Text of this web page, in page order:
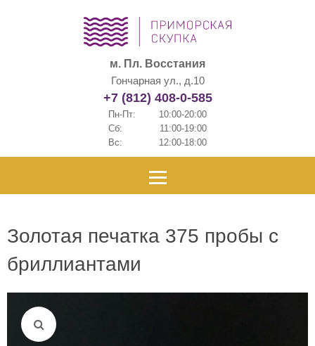
м. Пл. Восстания
Гончарная ул., д.10
+7 (812) 408-0-585
Пн-Пт:
10:00-20:00
Сб:
11:00-19:00
Вс:
12:00-18:00
Золотая печатка 375 пробы с
бриллиантами